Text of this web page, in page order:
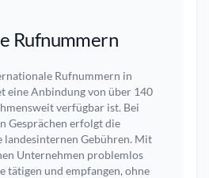
Rufnummern
Rufnummern in
eine Anbindung von über 140
verfügbar ist. Bei
Gesprächen erfolgt die
landesinternen Gebühren. Mit
Unternehmen problemlos
tätigen und empfangen, ohne